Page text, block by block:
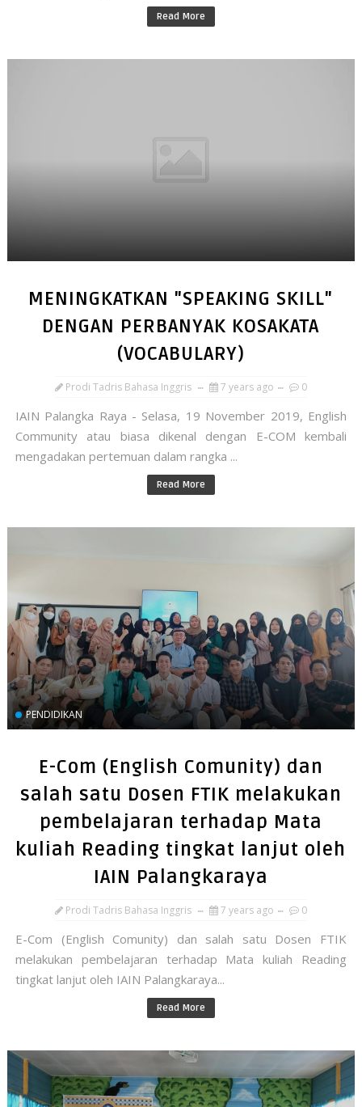
Read More
MENINGKATKAN "SPEAKING SKILL"
DENGAN PERBANYAK KOSAKATA
(VOCABULARY)
Prodi Tadris Bahasa Inggris 7 years ago 0
IAIN Palangka Raya - Selasa, 19 November 2019, English
Community atau biasa dikenal dengan E-COM kembali
mengadakan pertemuan dalam rangka ...
Read More
PENDIDIKAN
E-Com (English Comunity) dan
salah satu Dosen FTIK melakukan
pembelajaran terhadap Mata
kuliah Reading tingkat lanjut oleh
IAIN Palangkaraya
Prodi Tadris Bahasa Inggris 7 years ago 0
E-Com (English Comunity) dan salah satu Dosen FTIK
melakukan pembelajaran terhadap Mata kuliah Reading
tingkat lanjut oleh IAIN Palangkaraya...
Read More